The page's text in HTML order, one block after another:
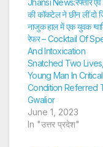
Jhansi News:रफ्तार
की कॉकटेल ने छीन लीं दो
नाजुक हाल में एक युवक
रेफर – Cocktail Of
And Intoxication
Snatched Two
Young Man In Critical
Condition Referred
Gwalior
June 1, 2023
In "उत्तर प्रदेश"